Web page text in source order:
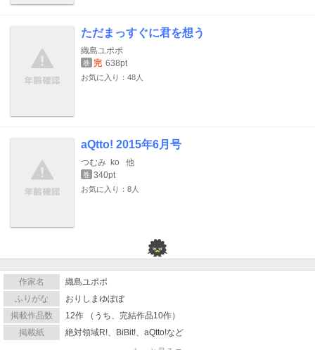
ただまっすぐに君を想う
織島ユポポ
巻 完 638pt
お気に入り：48人
aQtto! 2015年6月号
つむみ ko 他
巻 340pt
お気に入り：8人
作家名
織島ユポポ
ふりがな
おりしまゆぽぽ
掲載作品数
12作 （うち、完結作品10作）
掲載紙
絶対領域R!、BiBit!、aQtto!など